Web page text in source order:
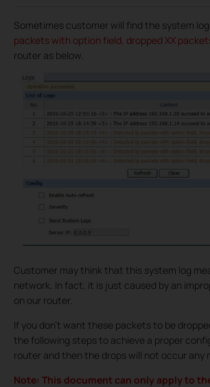
Sometimes customer will find the system
packets with option field, dropped XX
router as below.
Customer may think that this system log
network. In fact, it is just caused by an
on our router.
If you don’t want these packets to be
the following steps to achieve a proper
router and then the drops will not occur any
Note: This document can only apply to